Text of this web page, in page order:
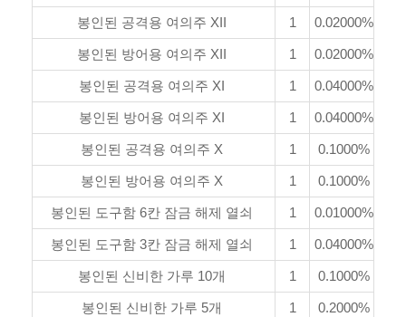
봉인된 공격용 여의주 XII 1 0.02000%
봉인된 방어용 여의주 XII 1 0.02000%
봉인된 공격용 여의주 XI 1 0.04000%
봉인된 방어용 여의주 XI 1 0.04000%
봉인된 공격용 여의주 X 1 0.1000%
봉인된 방어용 여의주 X 1 0.1000%
봉인된 도구함 6칸 잠금 해제 열쇠 1 0.01000%
봉인된 도구함 3칸 잠금 해제 열쇠 1 0.04000%
봉인된 신비한 가루 10개 1 0.1000%
봉인된 신비한 가루 5개 1 0.2000%